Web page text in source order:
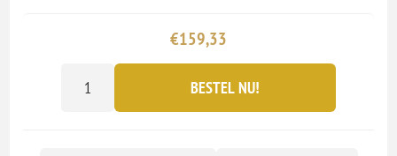
€159,33
BESTEL NU!